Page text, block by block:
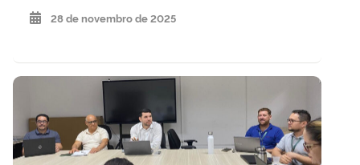
28 de novembro de 2025